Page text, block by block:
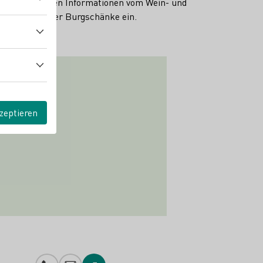
in der Burgschänke ein.